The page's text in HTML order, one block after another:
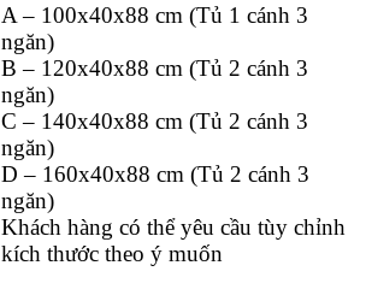
A – 100x40x88 cm (Tủ 1 cánh 3
ngăn)
B – 120x40x88 cm (Tủ 2 cánh 3
ngăn)
C – 140x40x88 cm (Tủ 2 cánh 3
ngăn)
D – 160x40x88 cm (Tủ 2 cánh 3
ngăn)
Khách hàng có thể yêu cầu tùy chỉnh
kích thước theo ý muốn